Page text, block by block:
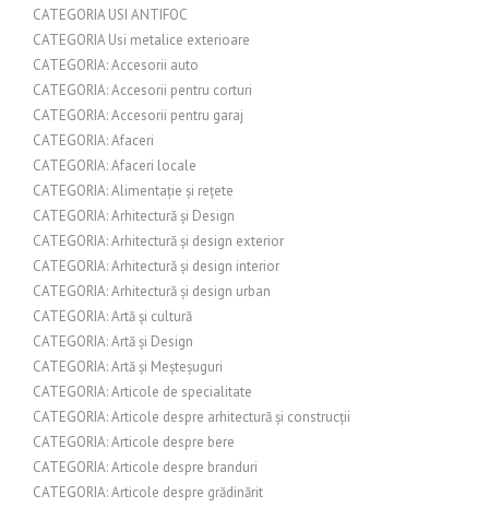
CATEGORIA USI ANTIFOC
CATEGORIA Usi metalice exterioare
CATEGORIA: Accesorii auto
CATEGORIA: Accesorii pentru corturi
CATEGORIA: Accesorii pentru garaj
CATEGORIA: Afaceri
CATEGORIA: Afaceri locale
CATEGORIA: Alimentație și rețete
CATEGORIA: Arhitectură și Design
CATEGORIA: Arhitectură și design exterior
CATEGORIA: Arhitectură și design interior
CATEGORIA: Arhitectură și design urban
CATEGORIA: Artă și cultură
CATEGORIA: Artă și Design
CATEGORIA: Artă și Meșteșuguri
CATEGORIA: Articole de specialitate
CATEGORIA: Articole despre arhitectură și construcții
CATEGORIA: Articole despre bere
CATEGORIA: Articole despre branduri
CATEGORIA: Articole despre grădinărit